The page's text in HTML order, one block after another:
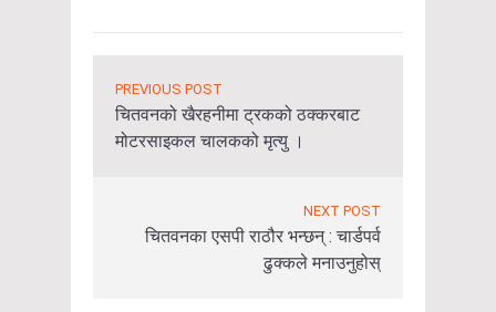
PREVIOUS POST
चितवनको खैरहनीमा ट्रकको ठक्करबाट
मोटरसाइकल चालकको मृत्यु ।
NEXT POST
चितवनका एसपी राठौर भन्छन् : चार्डपर्व
ढुक्कले मनाउनुहोस्